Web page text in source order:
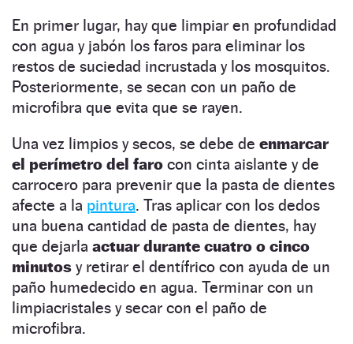
En primer lugar, hay que limpiar en profundidad
con agua y jabón los faros para eliminar los
restos de suciedad incrustada y los mosquitos.
Posteriormente, se secan con un paño de
microfibra que evita que se rayen.
Una vez limpios y secos, se debe de enmarcar
el perímetro del faro con cinta aislante y de
carrocero para prevenir que la pasta de dientes
afecte a la pintura. Tras aplicar con los dedos
una buena cantidad de pasta de dientes, hay
que dejarla actuar durante cuatro o cinco
minutos y retirar el dentífrico con ayuda de un
paño humedecido en agua. Terminar con un
limpiacristales y secar con el paño de
microfibra.